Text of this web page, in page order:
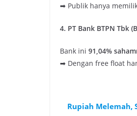
➡ Publik hanya
4. PT Bank BTPN Tbk
Bank ini 91,04%
➡ Dengan free float
Rupiah Melemah,